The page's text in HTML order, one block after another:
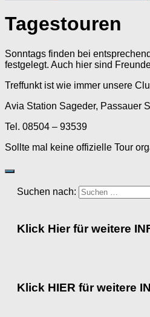
Tagestouren
Sonntags finden bei
festgelegt. Auch hier sind
Treffunkt ist wie immer unsere
Avia Station Sageder, Passauer
Tel. 08504 – 93539
Sollte mal keine offizielle Tour
Suchen nach:
Klick Hier für weitere
Klick HIER für weitere